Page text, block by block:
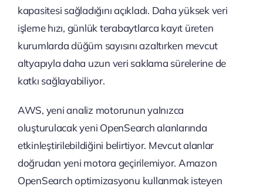
kapasitesi sağladığını açıkladı. Daha yüksek veri
işleme hızı, günlük terabaytlarca kayıt üreten
kurumlarda düğüm sayısını azaltırken mevcut
altyapıyla daha uzun veri saklama sürelerine de
katkı sağlayabiliyor.
AWS, yeni analiz motorunun yalnızca
oluşturulacak yeni OpenSearch alanlarında
etkinleştirilebildiğini belirtiyor. Mevcut alanlar
doğrudan yeni motora geçirilemiyor. Amazon
OpenSearch optimizasyonu kullanmak isteyen